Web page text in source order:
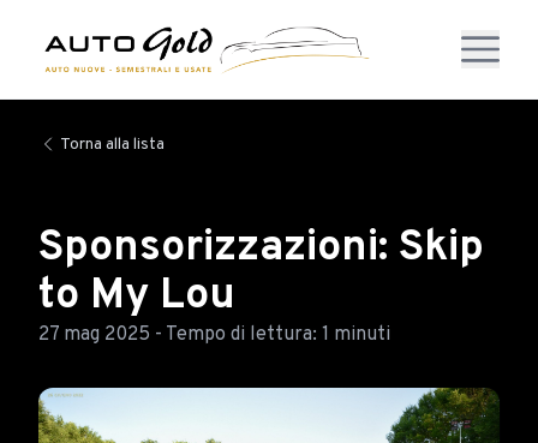
Torna alla lista
Sponsorizzazioni: Skip
to My Lou
27 mag 2025 - Tempo di lettura: 1 minuti